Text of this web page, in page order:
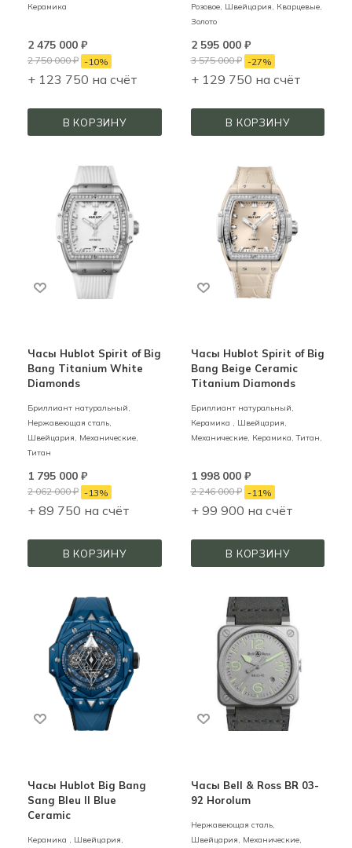
Керамика
2 475 000 ₽
2 750 000₽ -10%
+ 123 750 на счёт
В КОРЗИНУ
Розовое, Швейцария,
Кварцевые,
Золото
2 595 000₽
3 575 000₽ -27%
+ 129 750 на счёт
В КОРЗИНУ
Часы Hublot Spirit of Big
Bang Titanium White
Diamonds
Бриллиант натуральный,
Нержавеющая сталь,
Швейцария, Механические,
Титан
1 795 000 ₽
2 062 000₽ -13%
+ 89 750 на счёт
В КОРЗИНУ
Часы Hublot Spirit of Big
Bang Beige Ceramic
Titanium Diamonds
Бриллиант натуральный,
Керамика , Швейцария,
Механические, Керамика, Титан,
1 998 000₽
2 246 000₽ -11%
+ 99 900 на счёт
В КОРЗИНУ
Часы Hublot Big Bang
Sang Bleu II Blue
Ceramic
Керамика , Швейцария,
Часы Bell & Ross BR 03-
92 Horolum
Нержавеющая сталь,
Швейцария,
Механические,